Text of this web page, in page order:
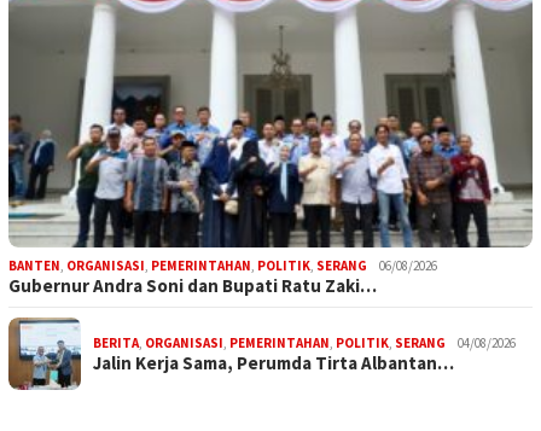
BANTEN, ORGANISASI, PEMERINTAHAN, POLITIK, SERANG 06/08/2026
Gubernur Andra Soni dan Bupati Ratu Zaki…
BERITA, ORGANISASI, PEMERINTAHAN, POLITIK, SERANG 04/08/2026
Jalin Kerja Sama, Perumda Tirta Albantan…